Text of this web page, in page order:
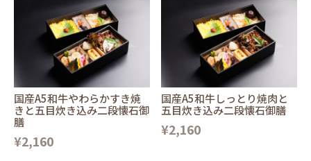
国産A5和牛やわらかすき焼
きと五目炊き込み二段懐石御
膳
¥2,160
国産A5和牛しっとり焼肉と
五目炊き込み二段懐石御膳
¥2,160